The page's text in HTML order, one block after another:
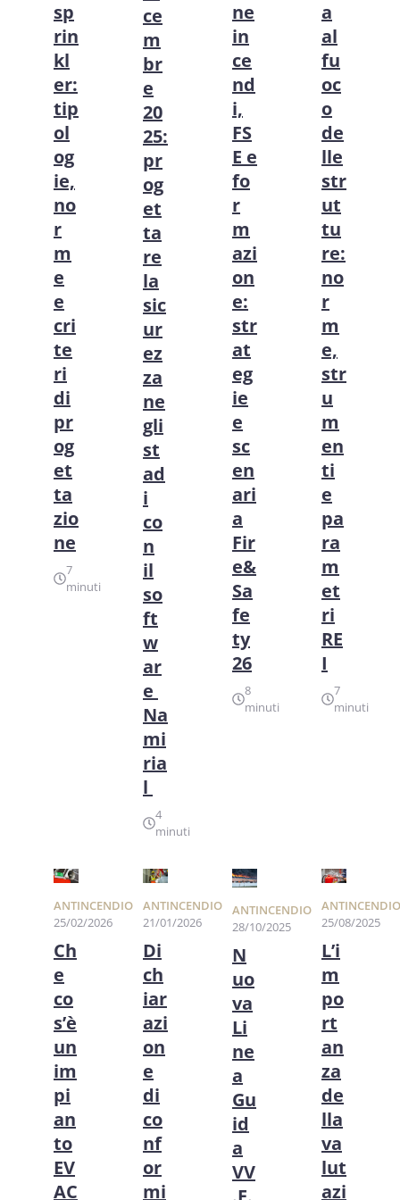
sp
rin
kl
er:
tip
ol
og
ie,
no
r
m
e
e
cri
te
ri
di
pr
og
et
ta
zio
ne
7
minuti
ce
m
br
e
20
25:
pr
og
et
ta
re
la
sic
ur
ez
za
ne
gli
st
ad
i
co
n
il
so
ft
w
ar
e
Na
mi
ria
l
4
minuti
ne
in
ce
nd
i,
FS
E e
fo
r
m
azi
on
e:
str
at
eg
ie
e
sc
en
ari
a
Fir
e&
Sa
fe
ty
26
8
minuti
a
al
fu
oc
o
de
lle
str
ut
tu
re:
no
r
m
e,
str
u
m
en
ti
e
pa
ra
m
et
ri
RE
I
7
minuti
ANTINCENDIO
25/02/2026
Ch
e
co
s’è
un
im
pi
an
to
EV
AC
ANTINCENDIO
21/01/2026
Di
ch
iar
azi
on
e
di
co
nf
or
mi
ANTINCENDIO
28/10/2025
N
uo
va
Li
ne
a
Gu
id
a
VV
ANTINCENDIO
25/08/2025
L’i
m
po
rt
an
za
de
lla
va
lut
azi